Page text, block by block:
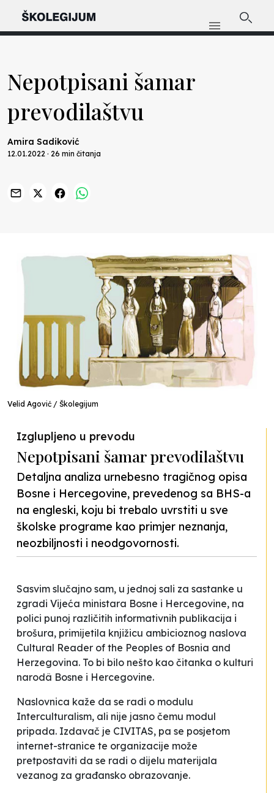
Nepotpisani šamar
prevodilaštvu
Amira Sadiković
12.01.2022 · 26 min čitanja
Velid Agović / Školegijum
Izglupljeno u prevodu
Nepotpisani šamar prevodilaštvu
Detaljna analiza urnebesno tragičnog opisa
Bosne i Hercegovine, prevedenog sa BHS-a
na engleski, koju bi trebalo uvrstiti u sve
školske programe kao primjer neznanja,
neozbiljnosti i neodgovornosti.
Sasvim slučajno sam, u jednoj sali za sastanke u
zgradi Vijeća ministara Bosne i Hercegovine, na
polici punoj različitih informativnih publikacija i
brošura, primijetila knjižicu ambicioznog naslova
Cultural Reader of the Peoples of Bosnia and
Herzegovina. To bi bilo nešto kao čitanka o kulturi
narodâ Bosne i Hercegovine.
Naslovnica kaže da se radi o modulu
Interculturalism, ali nije jasno čemu modul
pripada. Izdavač je CIVITAS, pa se posjetom
internet-stranice te organizacije može
pretpostaviti da se radi o dijelu materijala
vezanog za građansko obrazovanje.